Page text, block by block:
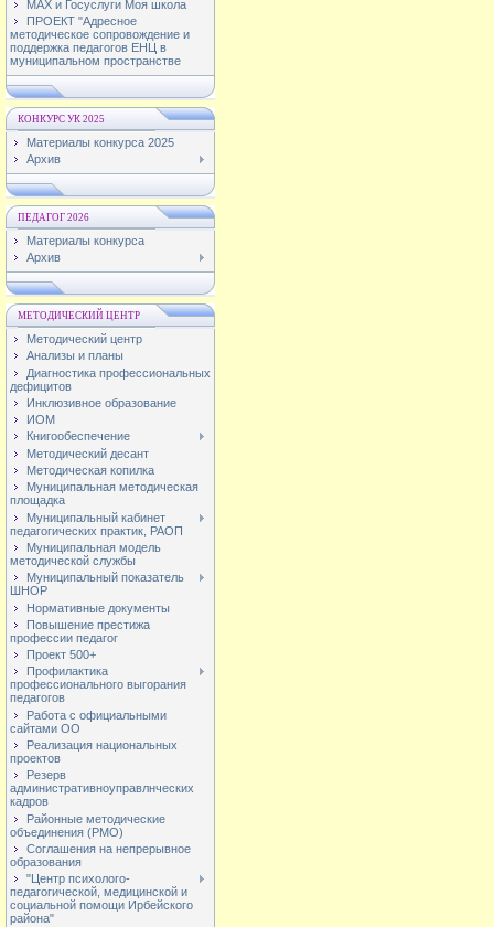
МАХ и Госуслуги Моя школа
ПРОЕКТ "Адресное
методическое сопровождение и
поддержка педагогов ЕНЦ в
муниципальном пространстве
КОНКУРС УК 2025
Материалы конкурса 2025
Архив
ПЕДАГОГ 2026
Материалы конкурса
Архив
МЕТОДИЧЕСКИЙ ЦЕНТР
Методический центр
Анализы и планы
Диагностика профессиональных
дефицитов
Инклюзивное образование
ИОМ
Книгообеспечение
Методический десант
Методическая копилка
Муниципальная методическая
площадка
Муниципальный кабинет
педагогических практик, РАОП
Муниципальная модель
методической службы
Муниципальный показатель
ШНОР
Нормативные документы
Повышение престижа
профессии педагог
Проект 500+
Профилактика
профессионального выгорания
педагогов
Работа с официальными
сайтами ОО
Реализация национальных
проектов
Резерв
административноуправлнческих
кадров
Районные методические
объединения (РМО)
Соглашения на непрерывное
образования
"Центр психолого-
педагогической, медицинской и
социальной помощи Ирбейского
района"